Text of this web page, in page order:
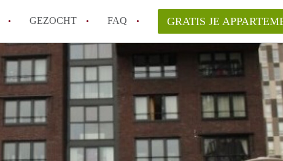
GEZOCHT FAQ
How to translate AppartementRotterdam!
is AppartementenRotterdam?
Hoeveel kost het om te reageren op een Appartement in Rotterdam?
Wat is de privacyverklaring van AppartementenRotterdam?
Berekent AppartementenRotterdam
GRATIS JE